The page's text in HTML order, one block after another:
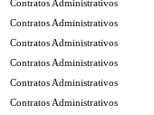
Contratos Administrativos
Contratos Administrativos
Contratos Administrativos
Contratos Administrativos
Contratos Administrativos
Contratos Administrativos